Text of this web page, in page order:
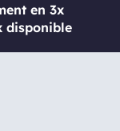
en 3x
disponible